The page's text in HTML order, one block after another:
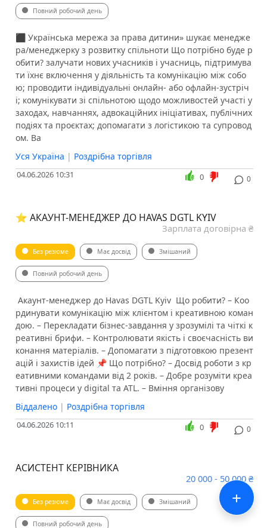
Повний робочий день
​​​​​​​​​​​​​​​​⬛️ Українська мережа за права дитини» шукає менедже
ра/менеджерку з розвитку спільноти Що потрібно буде р
обити? залучати нових учасників і учасниць, підтримува
ти їхнє включення у діяльність та комунікацію між собо
ю; проводити індивідуальні онлайн- або офлайн-зустріч
і; комунікувати зі спільнотою щодо можливостей участі у
заходах, навчаннях, адвокаційних ініціативах, публічних
подіях та проєктах; допомагати з логістикою та супровод
ом. Ва
Уся Україна | Роздрібна торгівля
04.06.2026 10:31 0
0
⭐️ АКАУНТ-МЕНЕДЖЕР ДО HAVAS DGTL KYIV
Зарплата договірна ₴
Без резюме Має досвід Змішаний
Повний робочий день
️ Акаунт-менеджер до Havas DGTL Kyiv ️ Що робити? – Коо
рдинувати комунікацію між клієнтом і креативною коман
дою. – Перекладати бізнес-завдання у зрозумілі та чіткі к
реативні брифи. – Контролювати якість і своєчасність ви
конання матеріалів. – Допомагати з підготовкою презент
ацій і захистів ідей 📌 Що потрібно? – Досвід роботи з кр
еативними командами від 2 років. – Добре розуміти креа
тивні процеси у digital та ATL. – Вміння організову
Віддалено | Роздрібна торгівля
04.06.2026 10:11 0
0
АСИСТЕНТ КЕРІВНИКА
20 000 - 50 000 ₴
Без резюме Має досвід Змішаний
Повний робочий день
+